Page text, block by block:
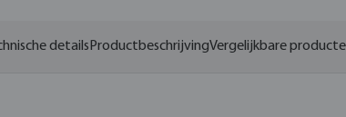
details ProductbeschrijvingVergelijkbare